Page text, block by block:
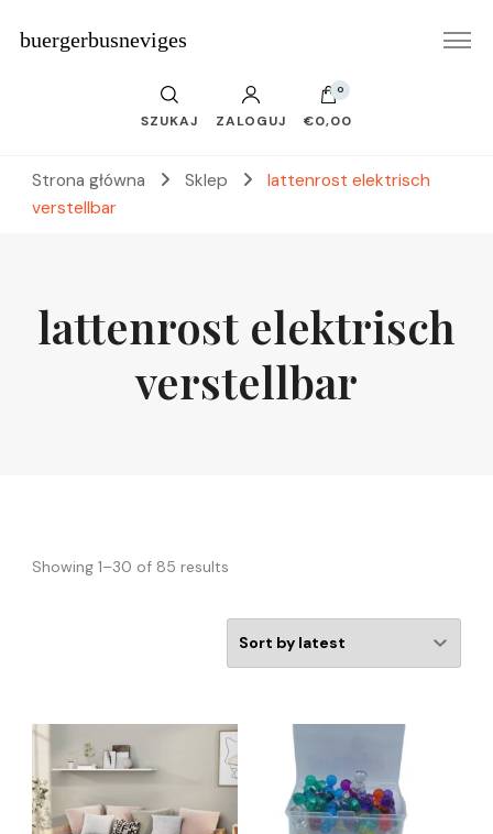
buergerbusneviges
SZUKAJ ZALOGUJ
0
€0,00
Strona główna Sklep
lattenrost elektrisch
verstellbar
lattenrost elektrisch
verstellbar
Showing 1–30 of 85 results